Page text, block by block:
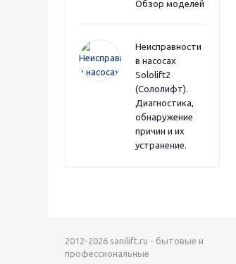
Обзор моделей
Неисправности
в насосах
Sololift2
(Сололифт).
Диагностика,
обнаружение
причин и их
устранение.
2012-2026 sanilift.ru - бытовые и
профессиональные